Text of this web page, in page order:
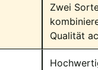
Zwei
Qualität